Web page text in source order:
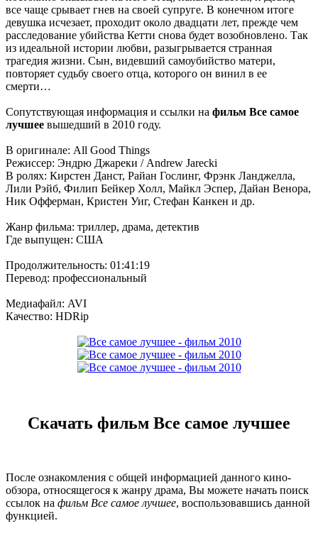
все чаще срывает гнев на своей супруге. В конечном итоге
девушка исчезает, проходит около двадцати лет, прежде чем
расследование убийства Кетти снова будет возобновлено. Так
из идеальной истории любви, разыгрывается странная
трагедия жизни. Сын, видевший самоубийство матери,
повторяет судьбу своего отца, которого он винил в ее
смерти…
Сопутствующая информация и ссылки на фильм Все самое
лучшее вышедший в 2010 году.
В оригинале: All Good Things
Режиссер: Эндрю Джареки / Andrew Jarecki
В ролях: Кирстен Данст, Райан Гослинг, Фрэнк Ланджелла,
Лили Рэйб, Филип Бейкер Холл, Майкл Эспер, Дайан Венора,
Ник Офферман, Кристен Уиг, Стефан Канкен и др.
Жанр фильма: триллер, драма, детектив
Где выпущен: США
Продолжительность: 01:41:19
Перевод: профессиональный
Медиафайл: AVI
Качество: HDRip
Скачать фильм Все самое лучшее
После ознакомления с общей информацией данного кино-
обзора, относящегося к жанру драма, Вы можете начать поиск
ссылок на фильм Все самое лучшее, воспользовавшись данной
функцией.